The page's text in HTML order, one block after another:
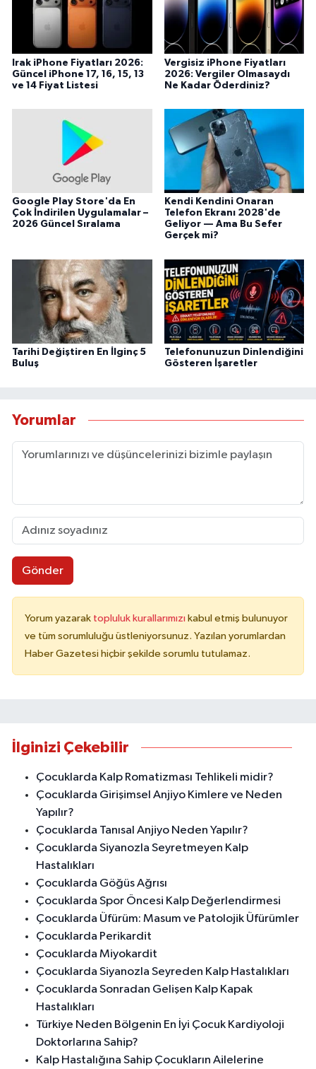
Irak iPhone Fiyatları 2026:
Güncel iPhone 17, 16, 15, 13
ve 14 Fiyat Listesi
Vergisiz iPhone Fiyatları
2026: Vergiler Olmasaydı
Ne Kadar Öderdiniz?
Google Play Store'da En
Çok İndirilen Uygulamalar –
2026 Güncel Sıralama
Kendi Kendini Onaran
Telefon Ekranı 2028'de
Geliyor — Ama Bu Sefer
Gerçek mi?
Tarihi Değiştiren En İlginç 5
Buluş
Telefonunuzun Dinlendiğini
Gösteren İşaretler
Yorumlar
Gönder
Yorum yazarak topluluk kurallarımızı kabul etmiş bulunuyor
ve tüm sorumluluğu üstleniyorsunuz. Yazılan yorumlardan
Haber Gazetesi hiçbir şekilde sorumlu tutulamaz.
İlginizi Çekebilir
Çocuklarda Kalp Romatizması Tehlikeli midir?
Çocuklarda Girişimsel Anjiyo Kimlere ve Neden
Yapılır?
Çocuklarda Tanısal Anjiyo Neden Yapılır?
Çocuklarda Siyanozla Seyretmeyen Kalp
Hastalıkları
Çocuklarda Göğüs Ağrısı
Çocuklarda Spor Öncesi Kalp Değerlendirmesi
Çocuklarda Üfürüm: Masum ve Patolojik Üfürümler
Çocuklarda Perikardit
Çocuklarda Miyokardit
Çocuklarda Siyanozla Seyreden Kalp Hastalıkları
Çocuklarda Sonradan Gelişen Kalp Kapak
Hastalıkları
Türkiye Neden Bölgenin En İyi Çocuk Kardiyoloji
Doktorlarına Sahip?
Kalp Hastalığına Sahip Çocukların Ailelerine